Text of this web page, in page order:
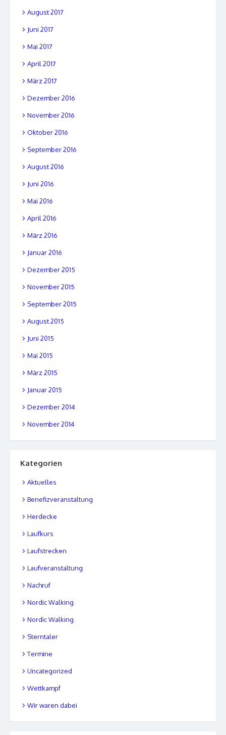
August 2017
Juni 2017
Mai 2017
April 2017
März 2017
Dezember 2016
November 2016
Oktober 2016
September 2016
August 2016
Juni 2016
Mai 2016
April 2016
März 2016
Januar 2016
Dezember 2015
November 2015
September 2015
August 2015
Juni 2015
Mai 2015
März 2015
Januar 2015
Dezember 2014
November 2014
Kategorien
Aktuelles
Benefizveranstaltung
Herdecke
Laufkurs
Laufstrecken
Laufveranstaltung
Nachruf
Nordic Walking
Nordic Walking
Sterntaler
Termine
Uncategorized
Wettkampf
Wir waren dabei